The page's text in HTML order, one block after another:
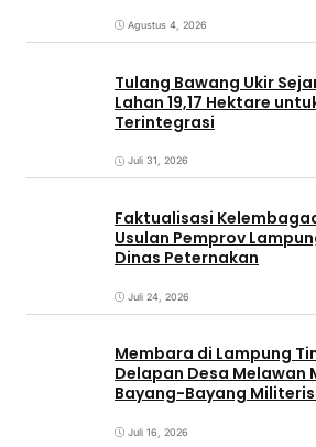
Agustus 4, 2026
Tulang Bawang Ukir
Lahan 19,17 Hektare
Terintegrasi
Juli 31, 2026
Faktualisasi
Usulan Pemprov
Dinas Peternakan
Juli 24, 2026
Membara di Lampung
Delapan Desa Melawan
Bayang-Bayang
Juli 16, 2026